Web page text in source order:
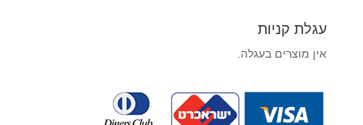
עגלת קניות
אין מוצרים בעגלה.